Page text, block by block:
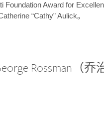
Foundation Award for
“Cathy” Aulick。
Rossman（